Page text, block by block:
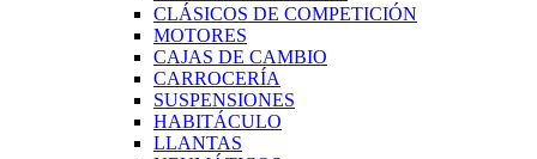
CLÁSICOS DE COMPETICIÓN
MOTORES
CAJAS DE CAMBIO
CARROCERÍA
SUSPENSIONES
HABITÁCULO
LLANTAS